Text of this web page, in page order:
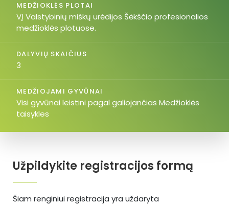
Užpildykite registracijos formą
Šiam renginiui registracija yra uždaryta
MEDŽIOKLĖS PLOTAI
VĮ Valstybinių miškų urėdijos Šėkščio profesionalios
medžioklės plotuose.
DALYVIŲ SKAIČIUS
3
MEDŽIOJAMI GYVŪNAI
Visi gyvūnai leistini pagal galiojančias Medžioklės
taisykles